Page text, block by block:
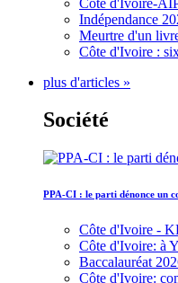
Indépendance
Meurtre d'un
Côte d'Ivoire :
plus d'articles »
Société
PPA-CI : le parti dénonce un
Côte d'Ivoire -
Côte d'Ivoire: à
Baccalauréat
Côte d'Ivoire: